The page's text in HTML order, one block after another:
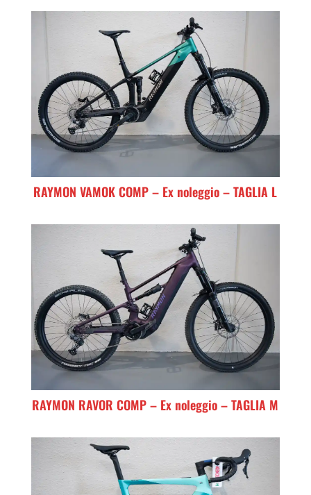
RAYMON VAMOK COMP – Ex noleggio – TAGLIA L
RAYMON RAVOR COMP – Ex noleggio – TAGLIA M